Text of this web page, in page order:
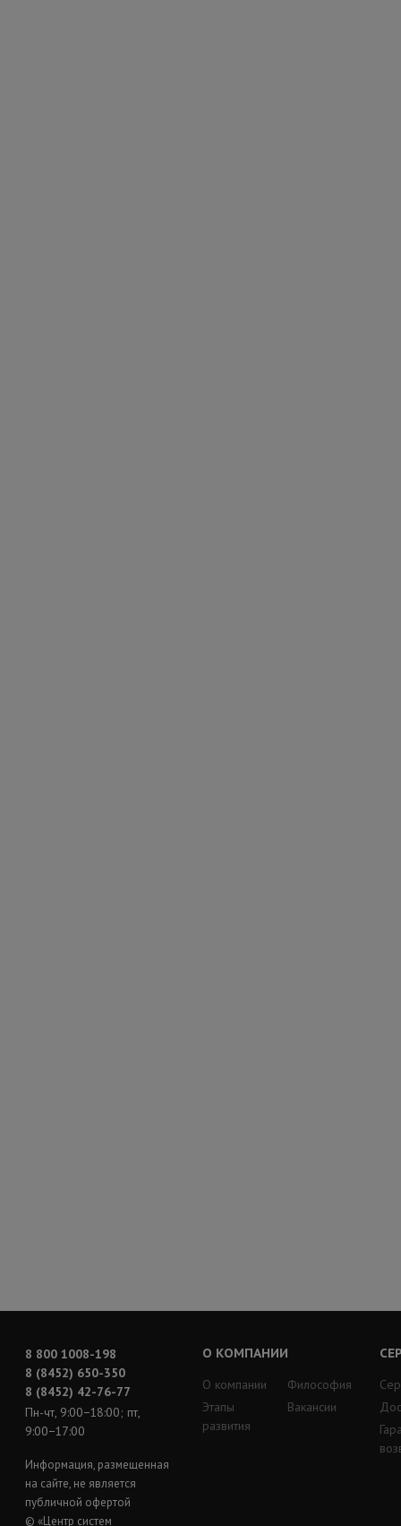
8 800 1008-198
8 (8452) 650-350
8 (8452) 42-76-77
Пн-чт, 9:00−18:00; пт,
9:00−17:00
Информация, размещенная
на сайте, не является
публичной офертой
© «Центр систем
О КОМПАНИИ
О компании
Этапы
развития
Философия
Вакансии